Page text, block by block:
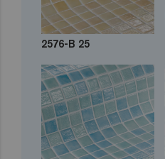
2576-B 25